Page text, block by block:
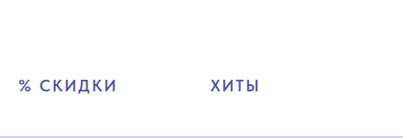
% СКИДКИ ХИТЫ